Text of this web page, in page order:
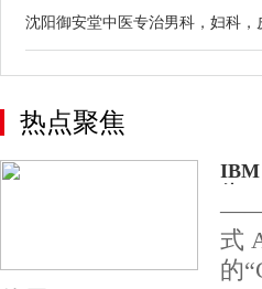
沈阳御安堂中医专治男科，妇科，
热点聚焦
IBM
——
式
的